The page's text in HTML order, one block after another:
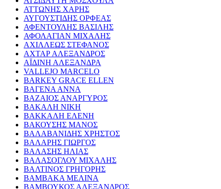
ΑΤΤΩΝΗΣ ΧΑΡΗΣ
ΑΥΓΟΥΣΤΙΔΗΣ ΟΡΦΕΑΣ
ΑΦΕΝΤΟΥΛΗΣ ΒΑΣΙΛΗΣ
ΑΦΟΛΑΓΙΑΝ ΜΙΧΑΛΗΣ
ΑΧΙΛΛΕΩΣ ΣΤΕΦΑΝΟΣ
ΑΧΤΑΡ ΑΛΕΞΑΝΔΡΟΣ
ΑΪΔΙΝΗ ΑΛΕΞΑΝΔΡΑ
VALLEJO MARCELO
BARKEY GRACE ELLEN
ΒΑΓΕΝΑ ΑΝΝΑ
ΒΑΖΑΙΟΣ ΑΝΑΡΓΥΡΟΣ
ΒΑΚΑΛΗ ΝΙΚΗ
ΒΑΚΚΑΛΗ ΕΛΕΝΗ
ΒΑΚΟΥΣΗΣ ΜΑΝΟΣ
ΒΑΛΑΒΑΝΙΔΗΣ ΧΡΗΣΤΟΣ
ΒΑΛΑΡΗΣ ΓΙΩΡΓΟΣ
ΒΑΛΑΣΗΣ ΗΛΙΑΣ
ΒΑΛΑΣΟΓΛΟΥ ΜΙΧΑΛΗΣ
ΒΑΛΤΙΝΟΣ ΓΡΗΓΟΡΗΣ
ΒΑΜΒΑΚΑ ΜΕΛΙΝΑ
ΒΑΜΒΟΥΚΟΣ ΑΛΕΞΑΝΔΡΟΣ